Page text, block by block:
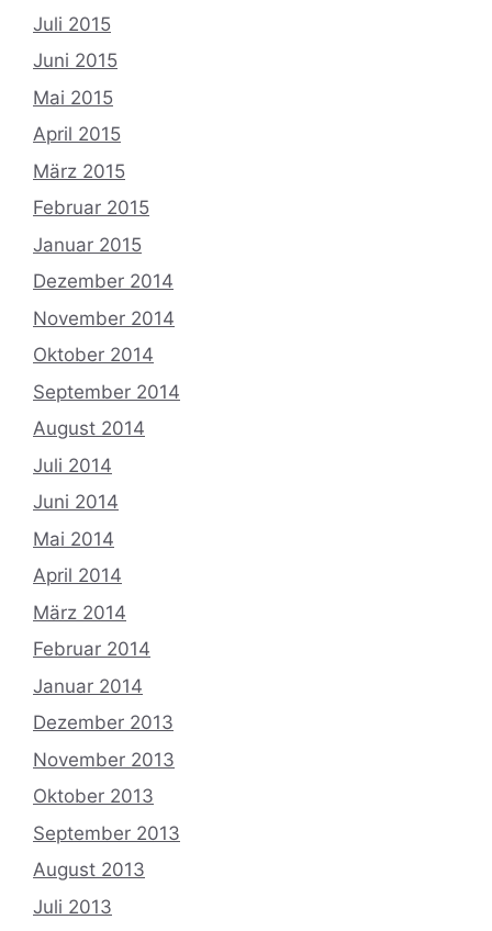
Juli 2015
Juni 2015
Mai 2015
April 2015
März 2015
Februar 2015
Januar 2015
Dezember 2014
November 2014
Oktober 2014
September 2014
August 2014
Juli 2014
Juni 2014
Mai 2014
April 2014
März 2014
Februar 2014
Januar 2014
Dezember 2013
November 2013
Oktober 2013
September 2013
August 2013
Juli 2013